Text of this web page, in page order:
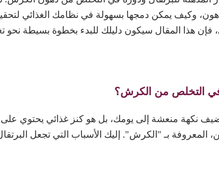
وكيف يمكن دمجها بسهولة في نظامك الغذائي
المقال سيكون دليلك للبدء بخطوة بسيطة نحو
نكهة منعشة إلى يومك، بل هو كنز غذائي يحتوي
بـ "الكرش". إليك الأسباب التي تجعل